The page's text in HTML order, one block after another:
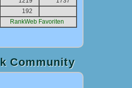
192
RankWeb Favoriten
Community